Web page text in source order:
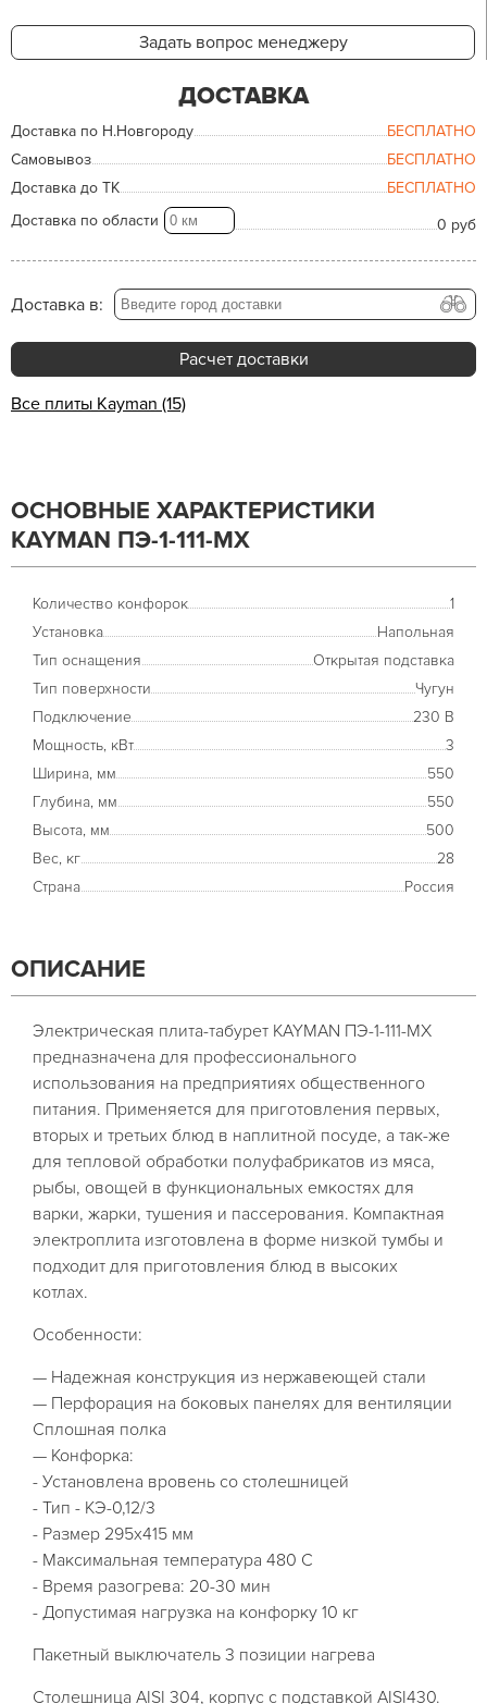
Задать вопрос менеджеру
ДОСТАВКА
Доставка по Н.Новгороду
БЕСПЛАТНО
Самовывоз
БЕСПЛАТНО
Доставка до ТК
БЕСПЛАТНО
Доставка по области
0 руб
Доставка в:
Расчет доставки
Все плиты Kayman (15)
ОСНОВНЫЕ ХАРАКТЕРИСТИКИ
KAYMAN ПЭ-1-111-МХ
Количество конфорок
1
Установка
Напольная
Тип оснащения
Открытая подставка
Тип поверхности
Чугун
Подключение
230 В
Мощность, кВт
3
Ширина, мм
550
Глубина, мм
550
Высота, мм
500
Вес, кг
28
Страна
Россия
ОПИСАНИЕ
Электрическая плита-табурет KAYMAN ПЭ-1-111-МХ
предназначена для профессионального
использования на предприятиях общественного
питания. Применяется для приготовления первых,
вторых и третьих блюд в наплитной посуде, а так-же
для тепловой обработки полуфабрикатов из мяса,
рыбы, овощей в функциональных емкостях для
варки, жарки, тушения и пассерования. Компактная
электроплита изготовлена в форме низкой тумбы и
подходит для приготовления блюд в высоких
котлах.
Особенности:
— Надежная конструкция из нержавеющей стали
— Перфорация на боковых панелях для вентиляции
Сплошная полка
— Конфорка:
- Установлена вровень со столешницей
- Тип - КЭ-0,12/3
- Размер 295х415 мм
- Максимальная температура 480 С
- Время разогрева: 20-30 мин
- Допустимая нагрузка на конфорку 10 кг
Пакетный выключатель 3 позиции нагрева
Столешница AISI 304, корпус с подставкой AISI430.